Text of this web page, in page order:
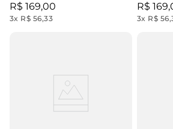
R$ 169,00
3x R$ 56,33
R$ 169,
3x R$